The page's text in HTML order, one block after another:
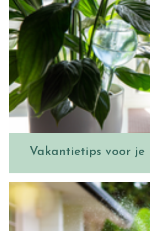
Vakantietips voor je